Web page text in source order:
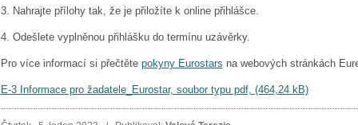
3. Nahrajte přílohy tak, že je přiložíte k online přihlášce.
4. Odešlete vyplněnou přihlášku do termínu uzávěrky.
Pro více informací si přečtěte pokyny Eurostars na webových stránkách
E-3 Informace pro žadatele_Eurostar, soubor typu pdf, (464,24 kB)